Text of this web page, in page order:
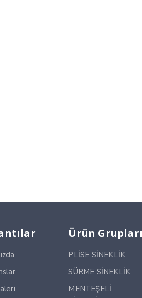
Ürün Grupları
PLİSE SİNEKLİK
SÜRME SİNEKLİK
MENTEŞELİ